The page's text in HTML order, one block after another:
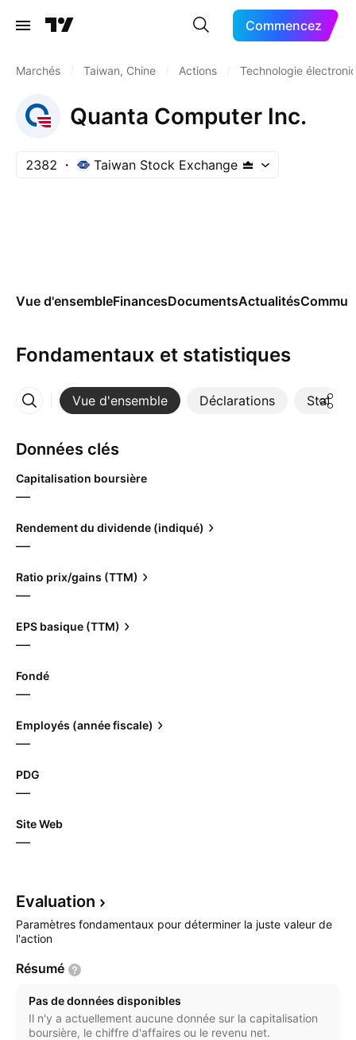
Commencez
Marchés Taiwan, Chine Actions Technologie
Quanta Computer Inc.
2382 Taiwan Stock Exchange
Vue d'ensembleFinancesDocumentsActualités
Fondamentaux et statistiques
Vue d'ensemble Déclarations
Plus
Données clés
Capitalisation boursière
—
Rendement du dividende (indiqué)
—
Ratio prix/gains (TTM)
—
EPS basique (TTM)
—
Fondé
—
Employés (année fiscale)
—
PDG
—
Site Web
—
Evaluation
Paramètres fondamentaux pour déterminer la juste valeur de
l'action
Résumé
Pas de données disponibles
Il n'y a actuellement aucune donnée sur la capitalisation
boursière, le chiffre d'affaires ou le revenu net.